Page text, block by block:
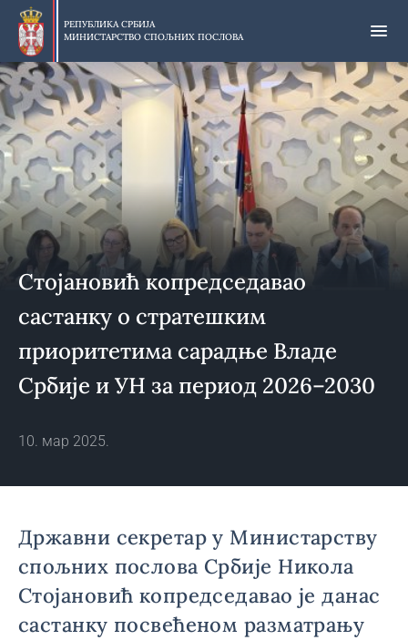
Прескочи
главни
део
садржаја
РЕПУБЛИКА СРБИЈА
МИНИСТАРСТВО СПОЉНИХ ПОСЛОВА
Стојановић копредседавао
састанку о стратешким
приоритетима сарадње Владе
Србије и УН за период 2026–2030
10. мар 2025.
Државни секретар у Министарству
спољних послова Србије Никола
Стојановић копредседавао је данас
састанку посвећеном разматрању